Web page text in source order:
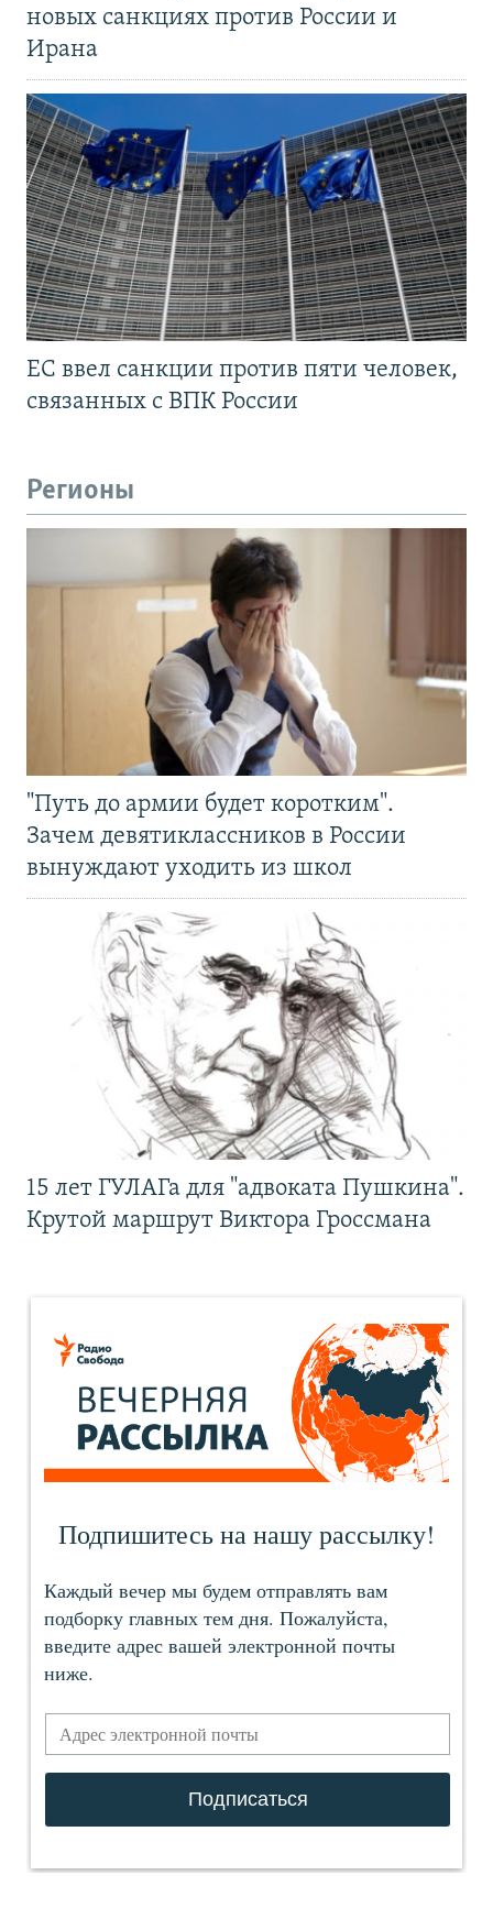
новых санкциях против России и
Ирана
ЕС ввел санкции против пяти человек,
связанных с ВПК России
Регионы
"Путь до армии будет коротким".
Зачем девятиклассников в России
вынуждают уходить из школ
15 лет ГУЛАГа для "адвоката Пушкина".
Крутой маршрут Виктора Гроссмана